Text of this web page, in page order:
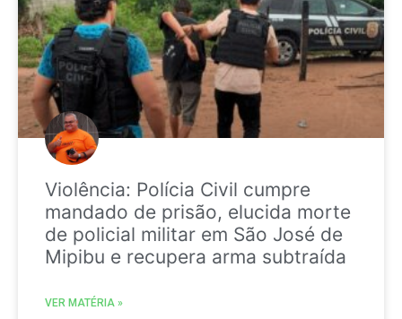
Violência: Polícia Civil cumpre
mandado de prisão, elucida morte
de policial militar em São José de
Mipibu e recupera arma subtraída
VER MATÉRIA »